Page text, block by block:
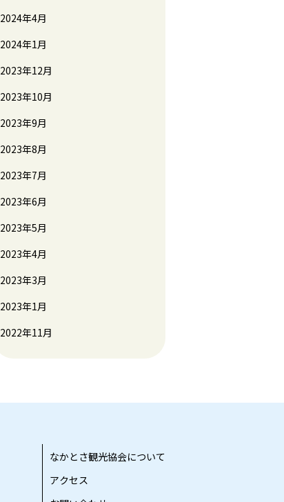
2024年4月
2024年1月
2023年12月
2023年10月
2023年9月
2023年8月
2023年7月
2023年6月
2023年5月
2023年4月
2023年3月
2023年1月
2022年11月
なかとさ観光協会について
アクセス